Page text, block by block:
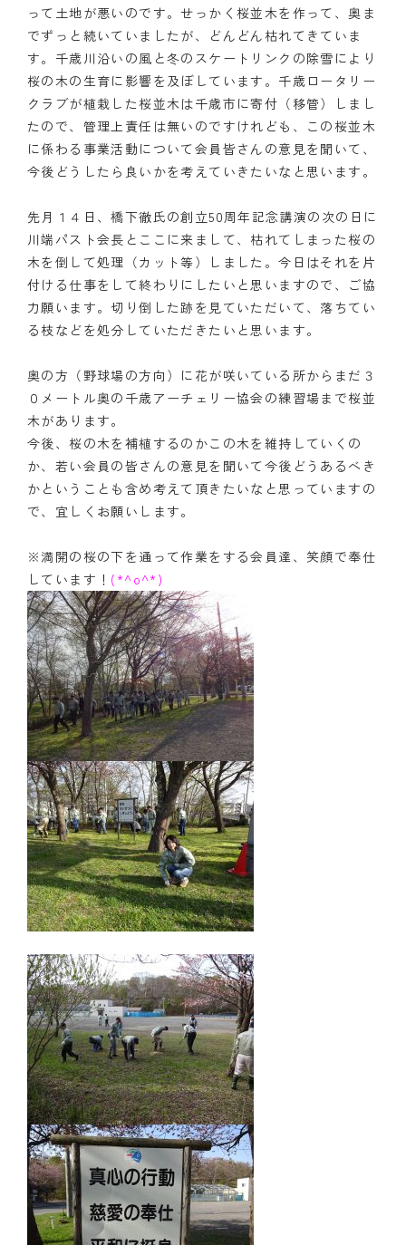
って土地が悪いのです。せっかく桜並木を作って、奥ま
でずっと続いていましたが、どんどん枯れてきていま
す。千歳川沿いの風と冬のスケートリンクの除雪により
桜の木の生育に影響を及ぼしています。千歳ロータリー
クラブが植栽した桜並木は千歳市に寄付（移管）しまし
たので、管理上責任は無いのですけれども、この桜並木
に係わる事業活動について会員皆さんの意見を聞いて、
今後どうしたら良いかを考えていきたいなと思います。
先月１４日、橋下徹氏の創立50周年記念講演の次の日に
川端パスト会長とここに来まして、枯れてしまった桜の
木を倒して処理（カット等）しました。今日はそれを片
付ける仕事をして終わりにしたいと思いますので、ご協
力願います。切り倒した跡を見ていただいて、落ちてい
る枝などを処分していただきたいと思います。
奥の方（野球場の方向）に花が咲いている所からまだ３
０メートル奥の千歳アーチェリー協会の練習場まで桜並
木があります。
今後、桜の木を補植するのかこの木を維持していくの
か、若い会員の皆さんの意見を聞いて今後どうあるべき
かということも含め考えて頂きたいなと思っていますの
で、宜しくお願いします。
※満開の桜の下を通って作業をする会員達、笑顔で奉仕
しています！ (*^o^*)